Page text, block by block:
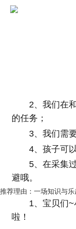
2、我们在
的任务；
3、我们需
4、孩子可
5、在采集
避哦。
推荐理由：一场知识与
1、宝贝们
啦！